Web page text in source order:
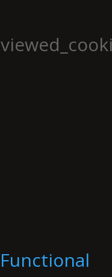
Functional